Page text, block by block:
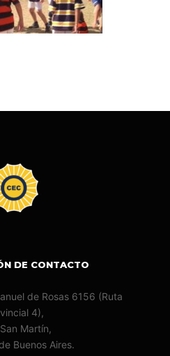
DE CONTACTO
de Rosas 6156 (Ruta
4),
Martín,
Buenos Aires.